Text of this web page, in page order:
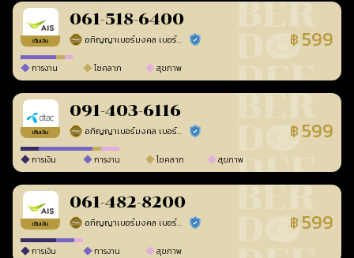
เติมเงิน
061-518-6400
อภิญญาเบอร์มงคล เบอร์สวยเลขศาสตร์ ร้านยืนยันแล้ว ฿ 599
การงาน โชคลาภ สุขภาพ
เติมเงิน
091-403-6116
อภิญญาเบอร์มงคล เบอร์สวยเลขศาสตร์ ร้านยืนยันแล้ว ฿ 599
การเงิน การงาน โชคลาภ สุขภาพ
เติมเงิน
061-482-8200
อภิญญาเบอร์มงคล เบอร์สวยเลขศาสตร์ ร้านยืนยันแล้ว ฿ 599
การเงิน การงาน สุขภาพ